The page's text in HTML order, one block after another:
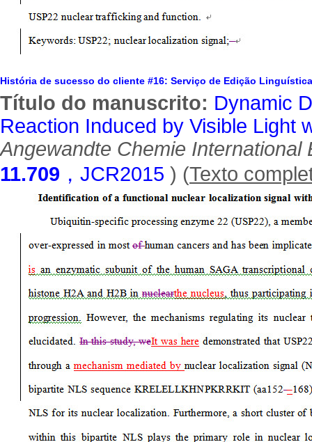
História de sucesso do cliente #16: Serviço de Edição Linguística
Título do manuscrito: Dynamic
Reaction Induced by Visible Light
Angewandte Chemie International
11.709 ，JCR2015 ) (Texto